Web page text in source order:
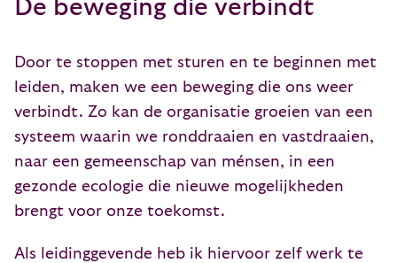
De beweging die verbindt
Door te stoppen met sturen en te beginnen met
leiden, maken we een beweging die ons weer
verbindt. Zo kan de organisatie groeien van een
systeem waarin we ronddraaien en vastdraaien,
naar een gemeenschap van ménsen, in een
gezonde ecologie die nieuwe mogelijkheden
brengt voor onze toekomst.
Als leidinggevende heb ik hiervoor zelf werk te